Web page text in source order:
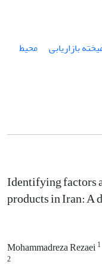
بازاریابی
محیط
Identifying factors
products in Iran: A
Mohammadreza Rezaei1
2